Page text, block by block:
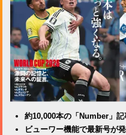
約10,000本の「Number」記
ビューワー機能で最新号が